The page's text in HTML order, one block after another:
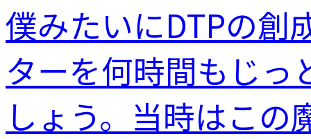
僕みたいにDTPの創
ターを何時間もじっ
しょう。当時はこの